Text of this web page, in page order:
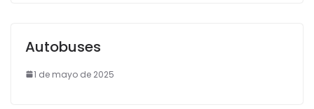
Autobuses
1 de mayo de 2025